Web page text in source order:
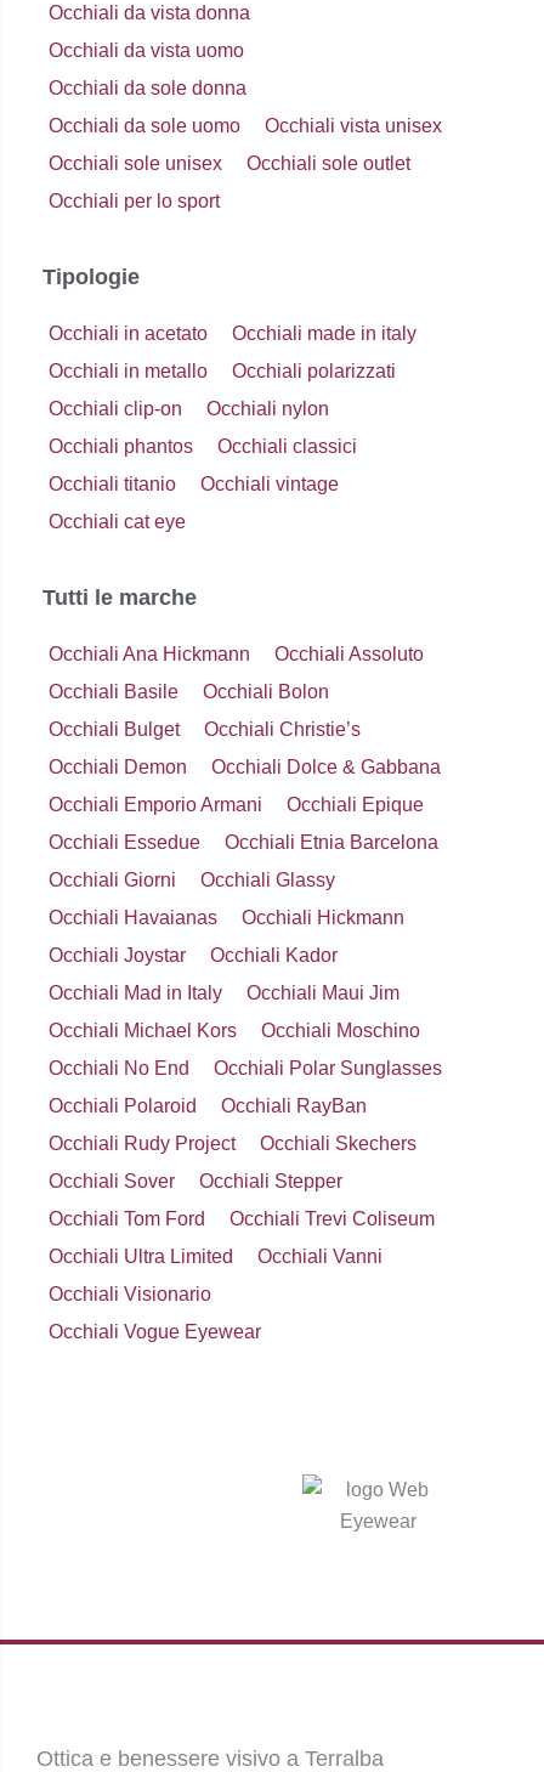
Occhiali da vista donna
Occhiali da vista uomo
Occhiali da sole donna
Occhiali da sole uomo
Occhiali vista unisex
Occhiali sole unisex
Occhiali sole outlet
Occhiali per lo sport
Tipologie
Occhiali in acetato
Occhiali made in italy
Occhiali in metallo
Occhiali polarizzati
Occhiali clip-on
Occhiali nylon
Occhiali phantos
Occhiali classici
Occhiali titanio
Occhiali vintage
Occhiali cat eye
Tutti le marche
Occhiali Ana Hickmann
Occhiali Assoluto
Occhiali Basile
Occhiali Bolon
Occhiali Bulget
Occhiali Christie’s
Occhiali Demon
Occhiali Dolce & Gabbana
Occhiali Emporio Armani
Occhiali Epique
Occhiali Essedue
Occhiali Etnia Barcelona
Occhiali Giorni
Occhiali Glassy
Occhiali Havaianas
Occhiali Hickmann
Occhiali Joystar
Occhiali Kador
Occhiali Mad in Italy
Occhiali Maui Jim
Occhiali Michael Kors
Occhiali Moschino
Occhiali No End
Occhiali Polar Sunglasses
Occhiali Polaroid
Occhiali RayBan
Occhiali Rudy Project
Occhiali Skechers
Occhiali Sover
Occhiali Stepper
Occhiali Tom Ford
Occhiali Trevi Coliseum
Occhiali Ultra Limited
Occhiali Vanni
Occhiali Visionario
Occhiali Vogue Eyewear
Ottica e benessere visivo a Terralba